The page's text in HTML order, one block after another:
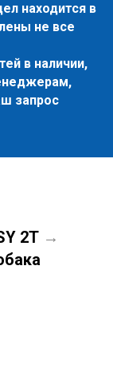
находится в
не все
в наличии,
запрос
2Т →